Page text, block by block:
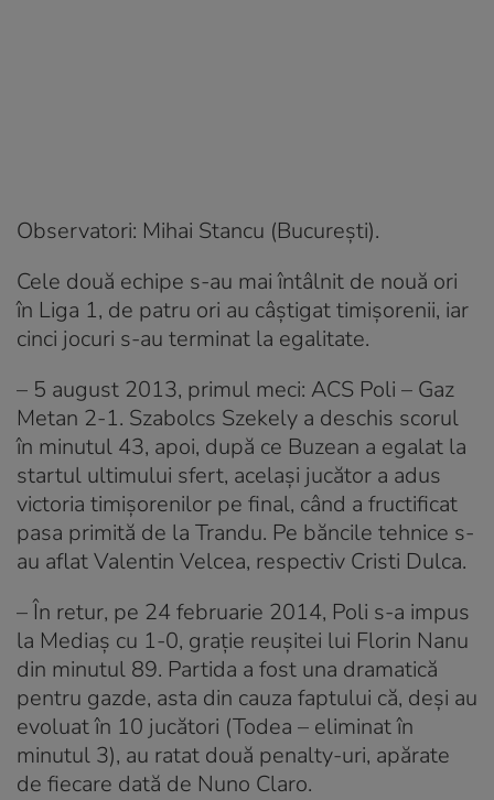
Observatori: Mihai Stancu (București).
Cele două echipe s-au mai întâlnit de nouă ori
în Liga 1, de patru ori au câştigat timişorenii, iar
cinci jocuri s-au terminat la egalitate.
– 5 august 2013, primul meci: ACS Poli – Gaz
Metan 2-1. Szabolcs Szekely a deschis scorul
în minutul 43, apoi, după ce Buzean a egalat la
startul ultimului sfert, acelaşi jucător a adus
victoria timişorenilor pe final, când a fructificat
pasa primită de la Trandu. Pe băncile tehnice s-
au aflat Valentin Velcea, respectiv Cristi Dulca.
– În retur, pe 24 februarie 2014, Poli s-a impus
la Mediaş cu 1-0, graţie reuşitei lui Florin Nanu
din minutul 89. Partida a fost una dramatică
pentru gazde, asta din cauza faptului că, deşi au
evoluat în 10 jucători (Todea – eliminat în
minutul 3), au ratat două penalty-uri, apărate
de fiecare dată de Nuno Claro.